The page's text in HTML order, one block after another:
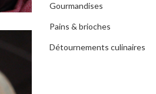
Gourmandises
Pains & brioches
Détournements culinaires